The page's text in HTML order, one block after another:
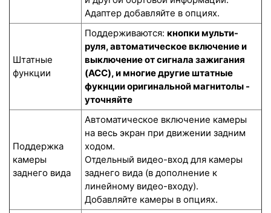
Адаптер добавляйте в опциях.
Штатные
функции
Поддерживаются: кнопки мульти-
руля, автоматическое включение и
выключение от сигнала зажигания
(ACC), и многие другие штатные
фукнции оригинальной магнитолы -
уточняйте
Поддержка
камеры
заднего вида
Автоматическое включение камеры
на весь экран при движении задним
ходом.
Отдельный видео-вход для камеры
заднего вида (в дополнение к
линейному видео-входу).
Добавляйте камеры в опциях.